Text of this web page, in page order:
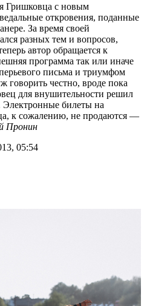
Гришковца с новым
откровения, поданные
За время своей
разных тем и вопросов,
автор обращается к
программа так или иначе
письма и триумфом
говорить честно, вроде пока
для внушительности решил
Электронные билеты на
к сожалению, не продаются —
Пронин
05:54